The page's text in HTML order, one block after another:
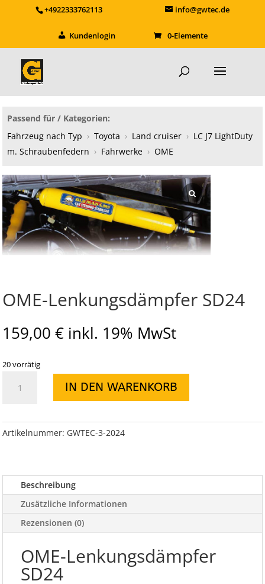
+4922333762113 info@gwtec.de
Kundenlogin 0-Elemente
Passend für / Kategorien:
Fahrzeug nach Typ › Toyota › Land cruiser › LC J7 LightDuty
m. Schraubenfedern › Fahrwerke › OME
OME-Lenkungsdämpfer SD24
159,00 € inkl. 19% MwSt
20 vorrätig
LenkungsdämpferIN DEN WARENKORB
Artikelnummer: GWTEC-3-2024
Beschreibung
Zusätzliche Informationen
Rezensionen (0)
OME-Lenkungsdämpfer
SD24